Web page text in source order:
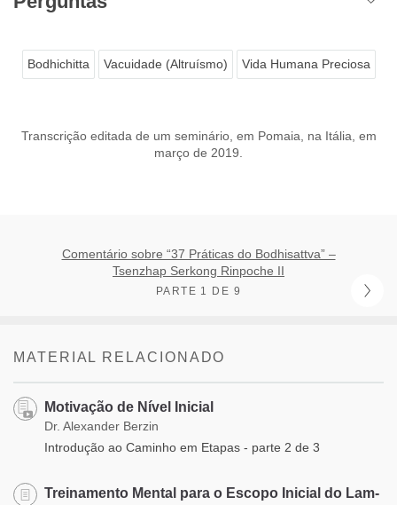
Bodhichitta Vacuidade (Altruísmo) Vida Humana Preciosa
Transcrição editada de um seminário, em Pomaia, na Itália, em
março de 2019.
Comentário sobre “37 Práticas do Bodhisattva” –
Tsenzhap Serkong Rinpoche II
PARTE 1 DE 9
MATERIAL RELACIONADO
Motivação de Nível Inicial
Dr. Alexander Berzin
Introdução ao Caminho em Etapas - parte 2 de 3
Treinamento Mental para o Escopo Inicial do Lam-